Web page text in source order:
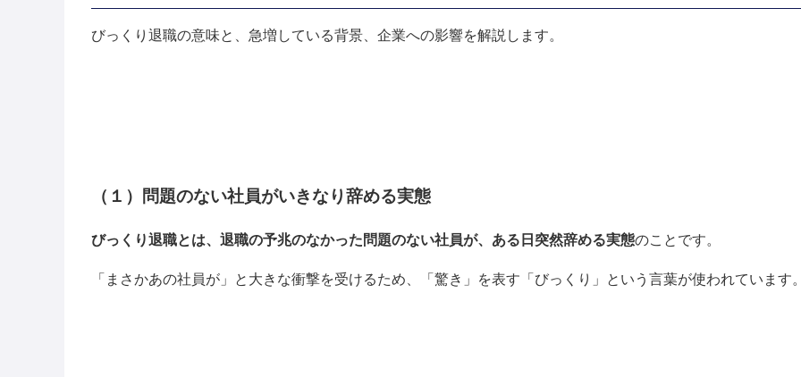
びっくり退職の意味と、急増している背景、企業への影響を解説します。
（１）問題のない社員がいきなり辞める実態
びっくり退職とは、退職の予兆のなかった問題のない社員が、ある日突然辞める実態のことです。
「まさかあの社員が」と大きな衝撃を受けるため、「驚き」を表す「びっくり」という言葉が使われています